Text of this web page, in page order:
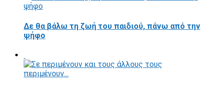
Δε θα βάλω τη ζωή του παιδιού, πάνω από την
ψήφο